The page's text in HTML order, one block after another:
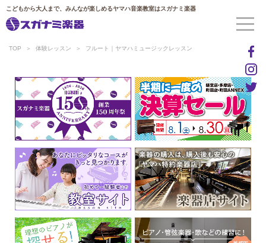
こどもから大人まで、みんなが楽しめるヤマハ音楽教室はスガナミ楽器
TOP 体験レッスン フルート｜ヤマハミュージックレッスン